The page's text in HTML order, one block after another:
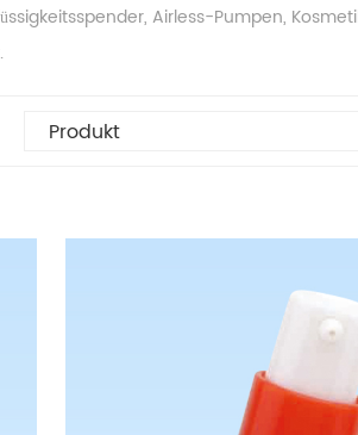
Airless-Pumpen,
Produkt